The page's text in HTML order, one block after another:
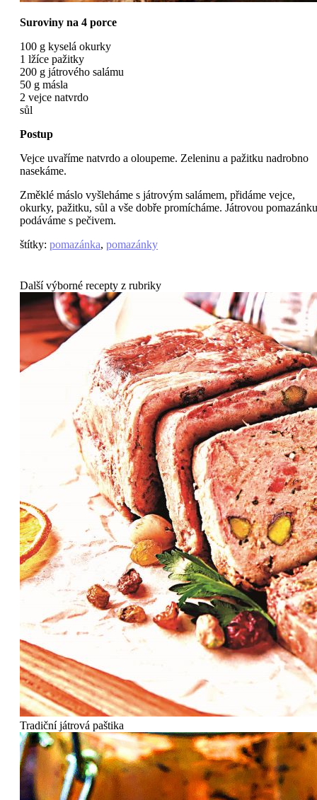
Suroviny na 4 porce
100 g kyselá okurky
1 lžíce pažitky
200 g játrového salámu
50 g másla
2 vejce natvrdo
sůl
Postup
Vejce uvaříme natvrdo a oloupeme. Zeleninu a pažitku nadrobno
nasekáme.
Změklé máslo vyšleháme s játrovým salámem, přidáme vejce,
okurky, pažitku, sůl a vše dobře promícháme. Játrovou pomazánku
podáváme s pečivem.
štítky: pomazánka, pomazánky
Další výborné recepty z rubriky
Tradiční játrová paštika